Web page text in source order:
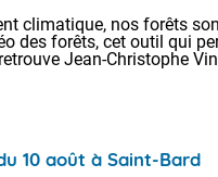
climatique, nos forêts
des forêts, cet outil qui
Jean-Christophe
10 août à Saint-Bard